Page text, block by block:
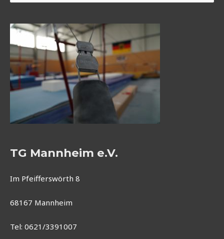
TG Mannheim e.V.
Im Pfeifferswörth 8
68167 Mannheim
Tel: 0621/3391007